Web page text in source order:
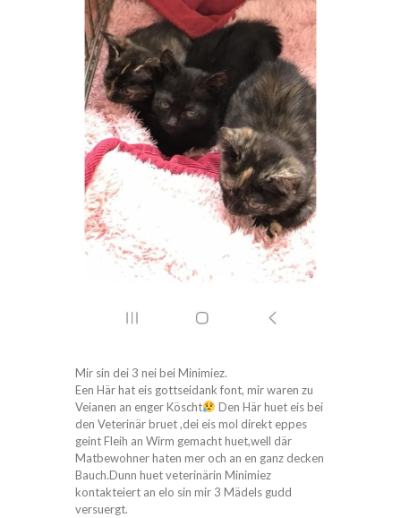
Mir sin dei 3 nei bei Minimiez.
Een Här hat eis gottseidank font, mir waren zu
Veianen an enger Köscht
Den Här huet eis bei
den Veterinär bruet ,dei eis mol direkt eppes
geint Fleih an Wirm gemacht huet,well där
Matbewohner haten mer och an en ganz decken
Bauch.Dunn huet veterinärin Minimiez
kontakteiert an elo sin mir 3 Mädels gudd
versuergt.